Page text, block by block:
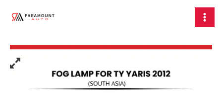
Kabut
Lamp
Toyota